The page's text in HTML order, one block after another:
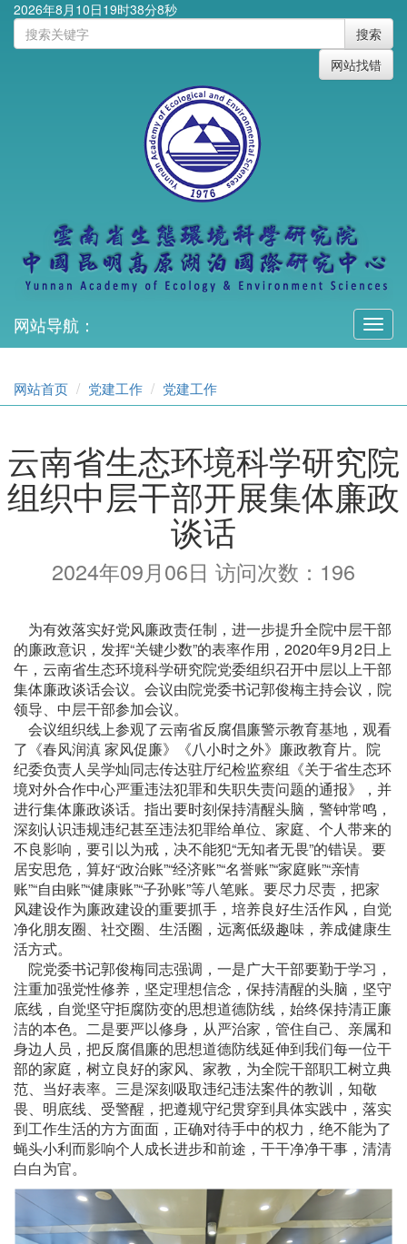
2026年8月10日19时38分8秒
搜索
网站找错
网站导航：
网站首页 党建工作 党建工作
云南省生态环境科学研究院
组织中层干部开展集体廉政
谈话
2024年09月06日 访问次数： 196
为有效落实好党风廉政责任制，进一步提升全院中层干部
的廉政意识，发挥“关键少数”的表率作用，2020年9月2日上
午，云南省生态环境科学研究院党委组织召开中层以上干部
集体廉政谈话会议。会议由院党委书记郭俊梅主持会议，院
领导、中层干部参加会议。
会议组织线上参观了云南省反腐倡廉警示教育基地，观看
了《春风润滇 家风促廉》《八小时之外》廉政教育片。院
纪委负责人吴学灿同志传达驻厅纪检监察组《关于省生态环
境对外合作中心严重违法犯罪和失职失责问题的通报》，并
进行集体廉政谈话。指出要时刻保持清醒头脑，警钟常鸣，
深刻认识违规违纪甚至违法犯罪给单位、家庭、个人带来的
不良影响，要引以为戒，决不能犯“无知者无畏”的错误。要
居安思危，算好“政治账”“经济账”“名誉账”“家庭账”“亲情
账”“自由账”“健康账”“子孙账”等八笔账。要尽力尽责，把家
风建设作为廉政建设的重要抓手，培养良好生活作风，自觉
净化朋友圈、社交圈、生活圈，远离低级趣味，养成健康生
活方式。
院党委书记郭俊梅同志强调，一是广大干部要勤于学习，
注重加强党性修养，坚定理想信念，保持清醒的头脑，坚守
底线，自觉坚守拒腐防变的思想道德防线，始终保持清正廉
洁的本色。二是要严以修身，从严治家，管住自己、亲属和
身边人员，把反腐倡廉的思想道德防线延伸到我们每一位干
部的家庭，树立良好的家风、家教，为全院干部职工树立典
范、当好表率。三是深刻吸取违纪违法案件的教训，知敬
畏、明底线、受警醒，把遵规守纪贯穿到具体实践中，落实
到工作生活的方方面面，正确对待手中的权力，绝不能为了
蝇头小利而影响个人成长进步和前途，干干净净干事，清清
白白为官。